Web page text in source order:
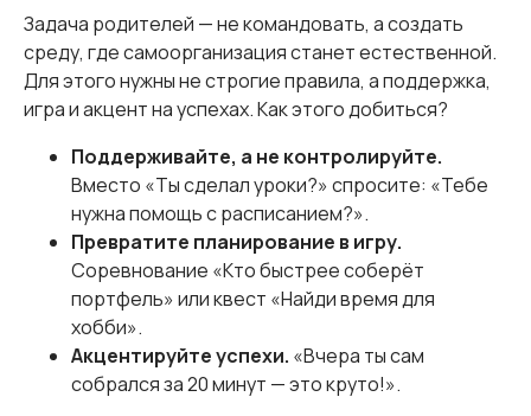
Задача родителей — не командовать, а создать
среду, где самоорганизация станет естественной.
Для этого нужны не строгие правила, а поддержка,
игра и акцент на успехах. Как этого добиться?
Поддерживайте, а не контролируйте.
Вместо «Ты сделал уроки?» спросите: «Тебе
нужна помощь с расписанием?».
Превратите планирование в игру.
Соревнование «Кто быстрее соберёт
портфель» или квест «Найди время для
хобби».
Акцентируйте успехи. «Вчера ты сам
собрался за 20 минут — это круто!».